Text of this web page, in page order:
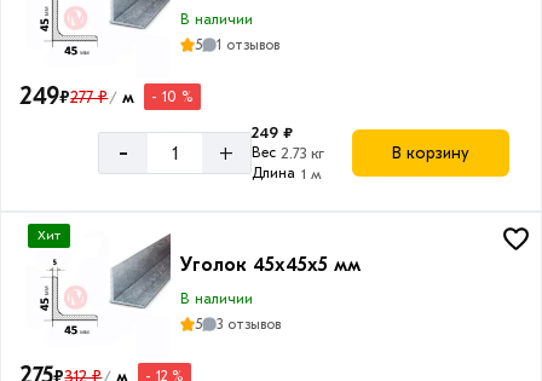
В наличии
5
1 отзывов
249₽277 ₽/ м - 10 %
- +
249 ₽
Вес 2.73 кг
Длина 1 м
В корзину
Хит
Уголок 45х45х5 мм
В наличии
5
3 отзывов
312 ₽/ м - 12 %